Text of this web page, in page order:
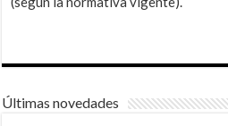
Últimas novedades